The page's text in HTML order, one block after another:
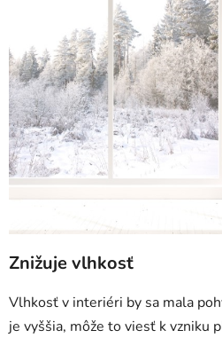
Znižuje vlhkosť
Vlhkosť v interiéri by sa mala
je vyššia, môže to viesť k vzniku